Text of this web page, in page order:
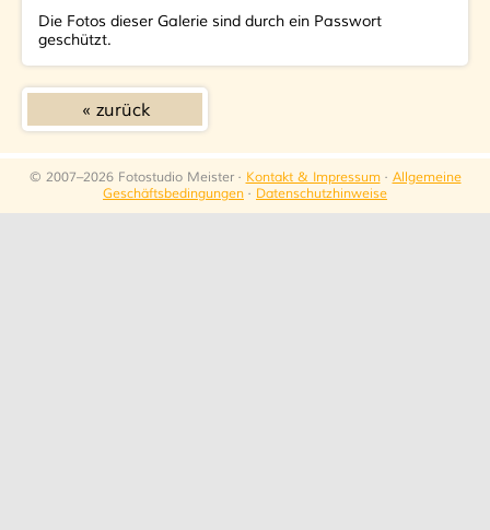
Die Fotos dieser Galerie sind durch ein Passwort
geschützt.
zurück
© 2007–2026 Fotostudio Meister · Kontakt & Impressum· Allgemeine
Geschäftsbedingungen · Datenschutzhinweise